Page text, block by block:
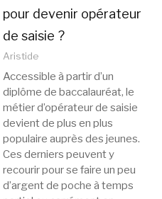
pour devenir opérateur
de saisie ?
Aristide
Accessible à partir d’un
diplôme de baccalauréat, le
métier d’opérateur de saisie
devient de plus en plus
populaire auprès des jeunes.
Ces derniers peuvent y
recourir pour se faire un peu
d’argent de poche à temps